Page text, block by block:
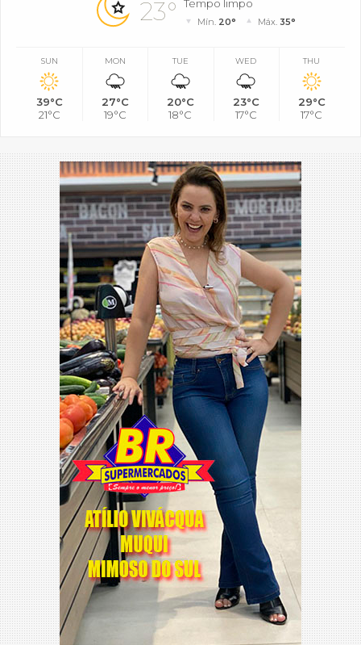
23° Tempo limpo
Mín. 20° Máx. 35°
SUN
39°C
21°C
MON
27°C
19°C
TUE
20°C
18°C
WED
23°C
17°C
THU
29°C
17°C